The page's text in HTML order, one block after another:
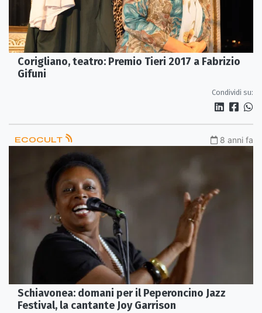
Corigliano, teatro: Premio Tieri 2017 a Fabrizio
Gifuni
Condividi su:
ECOCULT 8 anni fa
Schiavonea: domani per il Peperoncino Jazz
Festival, la cantante Joy Garrison